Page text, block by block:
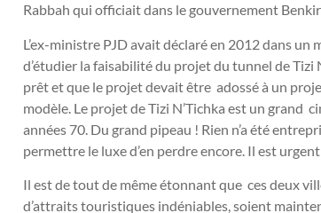
Rabbah qui officiait dans le gouvernement
L’ex-ministre PJD avait déclaré en 2012 dans
d’étudier la faisabilité du projet du tunnel de Tizi
prêt et que le projet devait être adossé à un
modèle. Le projet de Tizi N’Tichka est un grand
années 70. Du grand pipeau ! Rien n’a été
permettre le luxe d’en perdre encore. Il est
Il est de tout de même étonnant que ces deux
d’attraits touristiques indéniables, soient